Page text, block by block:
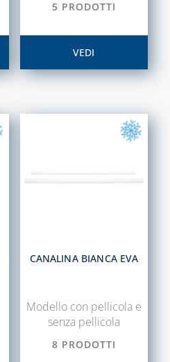
5 PRODOTTI
VEDI
CANALINA BIANCA EVA
Modello con pellicola e
senza pellicola
8 PRODOTTI